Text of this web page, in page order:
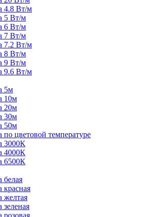
4.8 Вт/м
5 Вт/м
6 Вт/м
7 Вт/м
7.2 Вт/м
8 Вт/м
9 Вт/м
9.6 Вт/м
5м
10м
20м
30м
50м
по цветовой температуре
3000К
4000К
6500К
белая
красная
желтая
зеленая
розовая